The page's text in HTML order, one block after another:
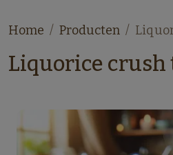
Home Producten
Liquorice crush